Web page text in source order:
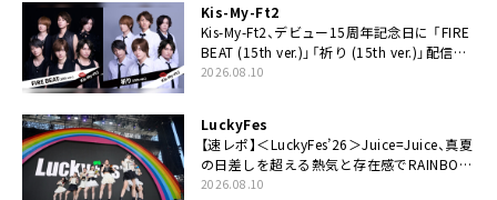
Kis-My-Ft2
Kis-My-Ft2、デビュー15周年記念日に 「FIRE
BEAT (15th ver.)」「祈り (15th ver.)」配信ス
タート
2026.08.10
LuckyFes
【速レポ】＜LuckyFes’26＞Juice=Juice、真夏
の日差しを超える熱気と存在感でRAINBOW
STAGE席巻
2026.08.10